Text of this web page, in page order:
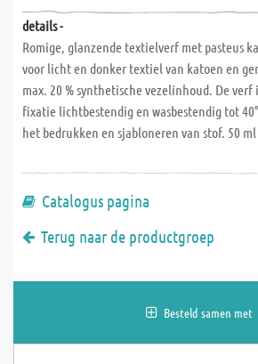
details -
Romige, glanzende textielverf met pasteus
voor licht en donker textiel van katoen en
max. 20 % synthetische vezelinhoud. De verf
fixatie lichtbestendig en wasbestendig tot
het bedrukken en sjabloneren van stof. 50
Catalogus pagina
Terug naar de productgroep
Besteld samen met